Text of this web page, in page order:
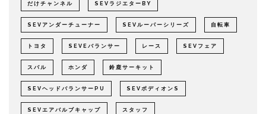
だけチャンネル SEVラジエターBY
SEVアンダーチューナー SEVルーパーシリーズ 自転車
トヨタ SEVEバランサー レース SEVフェア
スバル ホンダ 鈴鹿サーキット
SEVヘッドバランサーPU SEVボディオンS
SEVエアバルブキャップ スタッフ